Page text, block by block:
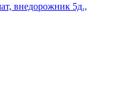
внедорожник 5д.,